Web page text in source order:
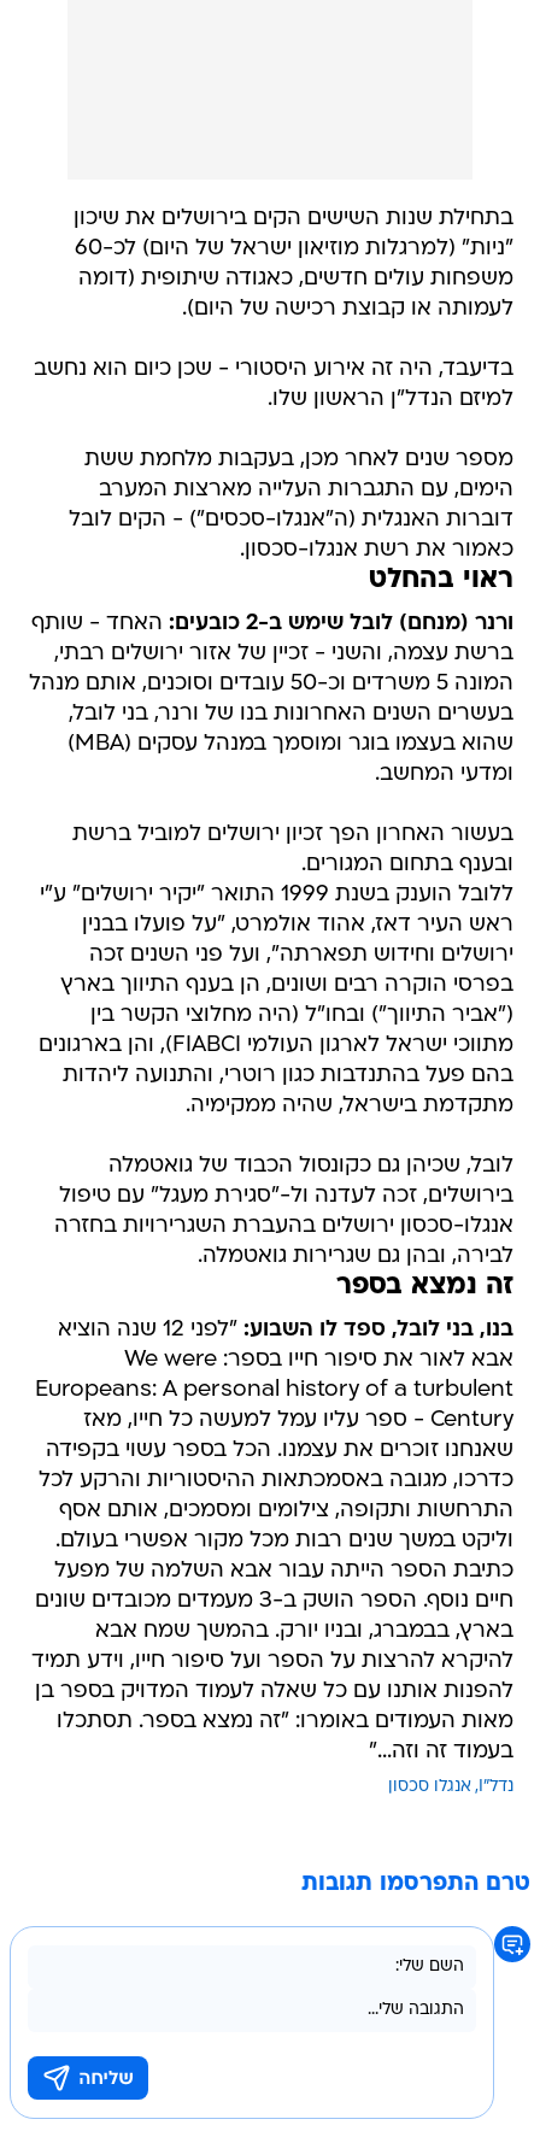
בתחילת שנות השישים הקים בירושלים את שיכון
"ניות" (למרגלות מוזיאון ישראל של היום) לכ-60
משפחות עולים חדשים, כאגודה שיתופית (דומה
לעמותה או קבוצת רכישה של היום).
בדיעבד, היה זה אירוע היסטורי - שכן כיום הוא נחשב
למיזם הנדל"ן הראשון שלו.
מספר שנים לאחר מכן, בעקבות מלחמת ששת
הימים, עם התגברות העלייה מארצות המערב
דוברות האנגלית (ה"אנגלו-סכסים") - הקים לובל
כאמור את רשת אנגלו-סכסון.
ראוי בהחלט
ורנר (מנחם) לובל שימש ב-2 כובעים:
האחד - שותף
ברשת עצמה, והשני - זכיין של אזור ירושלים רבתי,
המונה 5 משרדים וכ-50 עובדים וסוכנים, אותם מנהל
בעשרים השנים האחרונות בנו של ורנר, בני לובל,
שהוא בעצמו בוגר ומוסמך במנהל עסקים (MBA)
ומדעי המחשב.
בעשור האחרון הפך זכיון ירושלים למוביל ברשת
ובענף בתחום המגורים.
ללובל הוענק בשנת 1999 התואר "יקיר ירושלים" ע"י
ראש העיר דאז, אהוד אולמרט, "על פועלו בבנין
ירושלים וחידוש תפארתה", ועל פני השנים זכה
בפרסי הוקרה רבים ושונים, הן בענף התיווך בארץ
("אביר התיווך") ובחו"ל (היה מחלוצי הקשר בין
מתווכי ישראל לארגון העולמי FIABCI), והן בארגונים
בהם פעל בהתנדבות כגון רוטרי, והתנועה ליהדות
מתקדמת בישראל, שהיה ממקימיה.
לובל, שכיהן גם כקונסול הכבוד של גואטמלה
בירושלים, זכה לעדנה ול-"סגירת מעגל" עם טיפול
אנגלו-סכסון ירושלים בהעברת השגרירויות בחזרה
לבירה, ובהן גם שגרירות גואטמלה.
זה נמצא בספר
בנו, בני לובל, ספד לו השבוע:
"לפני 12 שנה הוציא
אבא לאור את סיפור חייו בספר: We were
Europeans: A personal history of a turbulent
Century - ספר עליו עמל למעשה כל חייו, מאז
שאנחנו זוכרים את עצמנו. הכל בספר עשוי בקפידה
כדרכו, מגובה באסמכתאות ההיסטוריות והרקע לכל
התרחשות ותקופה, צילומים ומסמכים, אותם אסף
וליקט במשך שנים רבות מכל מקור אפשרי בעולם.
כתיבת הספר הייתה עבור אבא השלמה של מפעל
חיים נוסף. הספר הושק ב-3 מעמדים מכובדים שונים
בארץ, בבמברג, ובניו יורק. בהמשך שמח אבא
להיקרא להרצות על הספר ועל סיפור חייו, וידע תמיד
להפנות אותנו עם כל שאלה לעמוד המדויק בספר בן
מאות העמודים באומרו: "זה נמצא בספר. תסתכלו
בעמוד זה וזה..."
נדל"I אנגלו סכסון
טרם התפרסמו תגובות